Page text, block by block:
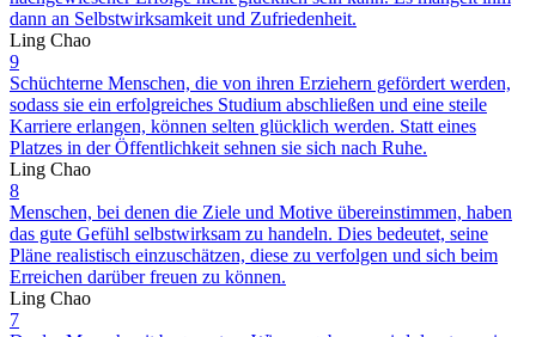
dann an Selbstwirksamkeit und Zufriedenheit.
Ling Chao
9
Schüchterne Menschen, die von ihren Erziehern gefördert werden,
sodass sie ein erfolgreiches Studium abschließen und eine steile
Karriere erlangen, können selten glücklich werden. Statt eines
Platzes in der Öffentlichkeit sehnen sie sich nach Ruhe.
Ling Chao
8
Menschen, bei denen die Ziele und Motive übereinstimmen, haben
das gute Gefühl selbstwirksam zu handeln. Dies bedeutet, seine
Pläne realistisch einzuschätzen, diese zu verfolgen und sich beim
Erreichen darüber freuen zu können.
Ling Chao
7